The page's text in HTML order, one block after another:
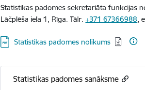
Statistikas padomes sekretariāta funkcijas
Lāčplēša iela 1, Rīga. Tālr.+371 67366988,
Lejupielādēt:
Statistikas padomes nolikums
Statistikas padomes sanāksme